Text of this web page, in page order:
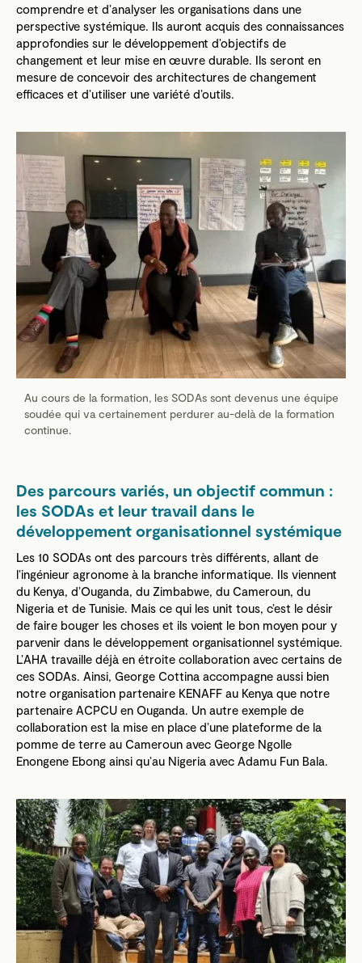
comprendre et d’analyser les organisations dans une
perspective systémique. Ils auront acquis des connaissances
approfondies sur le développement d’objectifs de
changement et leur mise en œuvre durable. Ils seront en
mesure de concevoir des architectures de changement
efficaces et d’utiliser une variété d’outils.
Au cours de la formation, les SODAs sont devenus une équipe
soudée qui va certainement perdurer au-delà de la formation
continue.
Des parcours variés, un objectif commun :
les SODAs et leur travail dans le
développement organisationnel systémique
Les 10 SODAs ont des parcours très différents, allant de
l’ingénieur agronome à la branche informatique. Ils viennent
du Kenya, d’Ouganda, du Zimbabwe, du Cameroun, du
Nigeria et de Tunisie. Mais ce qui les unit tous, c’est le désir
de faire bouger les choses et ils voient le bon moyen pour y
parvenir dans le développement organisationnel systémique.
L’AHA travaille déjà en étroite collaboration avec certains de
ces SODAs. Ainsi, George Cottina accompagne aussi bien
notre organisation partenaire KENAFF au Kenya que notre
partenaire ACPCU en Ouganda. Un autre exemple de
collaboration est la mise en place d’une plateforme de la
pomme de terre au Cameroun avec George Ngolle
Enongene Ebong ainsi qu’au Nigeria avec Adamu Fun Bala.